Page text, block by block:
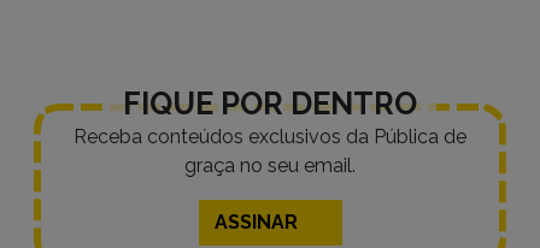
FIQUE POR DENTRO
Receba conteúdos exclusivos da Pública de
graça no seu email.
ASSINAR